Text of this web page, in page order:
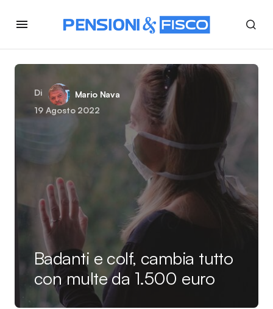
Di
Mario Nava
19 Agosto 2022
Badanti e colf, cambia tutto
con multe da 1.500 euro